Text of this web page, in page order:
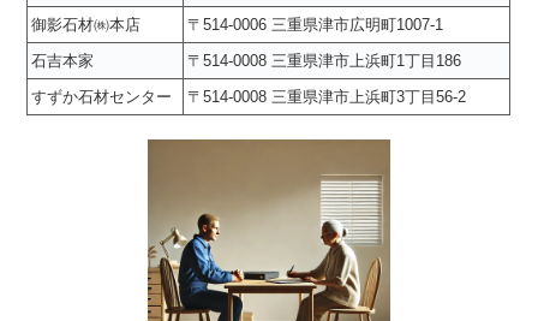
御影石材㈱本店
〒514-0006 三重県津市広明町1007-1
石吉本家
〒514-0008 三重県津市上浜町1丁目186
すずか石材センター
〒514-0008 三重県津市上浜町3丁目56-2